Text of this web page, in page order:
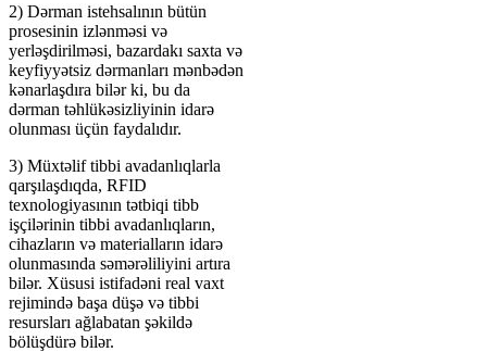
2) Dərman istehsalının bütün
prosesinin izlənməsi və
yerləşdirilməsi, bazardakı saxta və
keyfiyyətsiz dərmanları mənbədən
kənarlaşdıra bilər ki, bu da
dərman təhlükəsizliyinin idarə
olunması üçün faydalıdır.
3) Müxtəlif tibbi avadanlıqlarla
qarşılaşdıqda, RFID
texnologiyasının tətbiqi tibb
işçilərinin tibbi avadanlıqların,
cihazların və materialların idarə
olunmasında səmərəliliyini artıra
bilər. Xüsusi istifadəni real vaxt
rejimində başa düşə və tibbi
resursları ağlabatan şəkildə
bölüşdürə bilər.